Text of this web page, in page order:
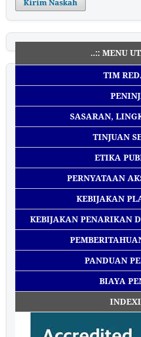
Kirim Naskah
..:: MENU
TIM
SASARAN,
TINJUAN
ETIKA
PERNYATAAN
KEBIJAKAN
KEBIJAKAN PENARIKAN
PANDUAN
BIAYA